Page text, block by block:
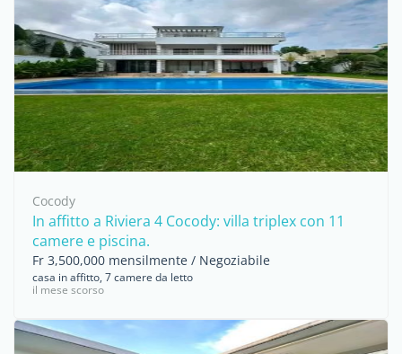
Cocody
In affitto a Riviera 4 Cocody: villa triplex con 11
camere e piscina.
Fr 3,500,000 mensilmente / Negoziabile
casa in affitto, 7 camere da letto
il mese scorso